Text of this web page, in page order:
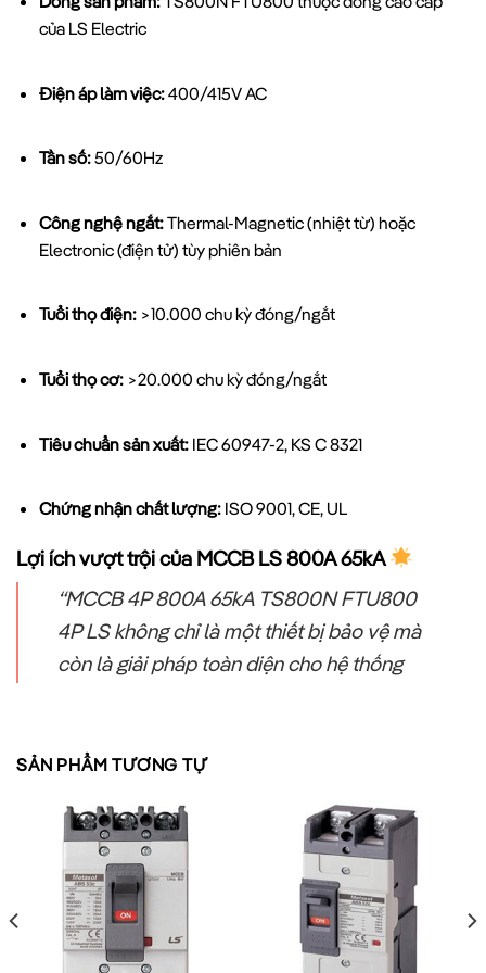
của LS Electric
Điện áp làm việc:400/415V AC
Tần số:50/60Hz
Công nghệ ngắt:Thermal-Magnetic (nhiệt từ) hoặc
Electronic (điện tử) tùy phiên bản
Tuổi thọ điện:>10.000 chu kỳ đóng/ngắt
Tuổi thọ cơ:>20.000 chu kỳ đóng/ngắt
Tiêu chuẩn sản xuất:IEC 60947-2, KS C 8321
Chứng nhận chất lượng:ISO 9001, CE, UL
Lợi ích vượt trội của MCCB LS 800A 65kA
“MCCB 4P 800A 65kA TS800N FTU800
4P LS không chỉ là một thiết bị bảo vệ mà
còn là giải pháp toàn diện cho hệ thống
MCCB 4P 800A LS cung cấp khả năng bảo vệ đa dạng:
Bảo vệ quá tải: Ngắt mạch khi dòng điện vượt quá giá trị
định mức trong thời gian kéo dài
SẢN PHẨM TƯƠNG TỰ